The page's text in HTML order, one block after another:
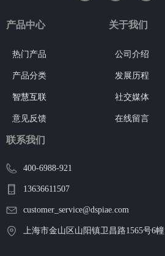
产品中心
热门产品
产品分类
智慧互联
意见反馈
公司介绍
发展历程
社交媒体
在线留言
关于我们
联系我们
400-6988-921
13636611507
customer_service@dspiae.com
上海市金山区山阳镇卫昌路1565号6幢